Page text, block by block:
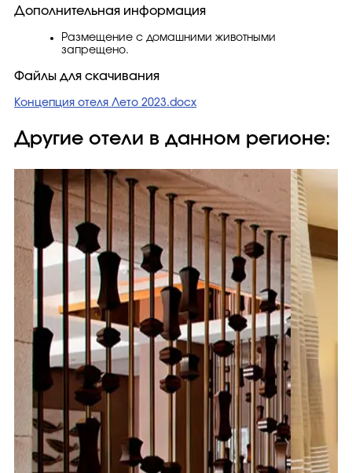
Дополнительная информация
Размещение с домашними животными
запрещено.
Файлы для скачивания
Концепция отеля Лето 2023.docx
Другие отели в данном регионе: